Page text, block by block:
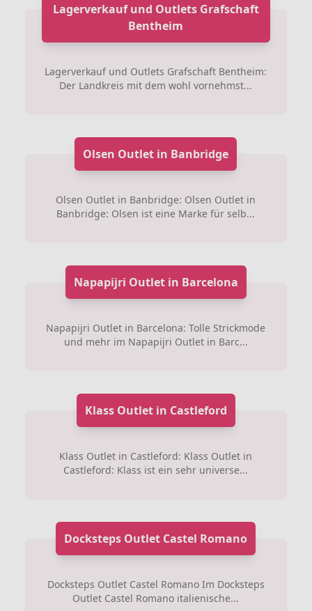
Lagerverkauf und Outlets Grafschaft
Bentheim
Lagerverkauf und Outlets Grafschaft Bentheim:
Der Landkreis mit dem wohl vornehmst...
Olsen Outlet in Banbridge
Olsen Outlet in Banbridge: Olsen Outlet in
Banbridge: Olsen ist eine Marke für selb...
Napapijri Outlet in Barcelona
Napapijri Outlet in Barcelona: Tolle Strickmode
und mehr im Napapijri Outlet in Barc...
Klass Outlet in Castleford
Klass Outlet in Castleford: Klass Outlet in
Castleford: Klass ist ein sehr universe...
Docksteps Outlet Castel Romano
Docksteps Outlet Castel Romano Im Docksteps
Outlet Castel Romano italienische...